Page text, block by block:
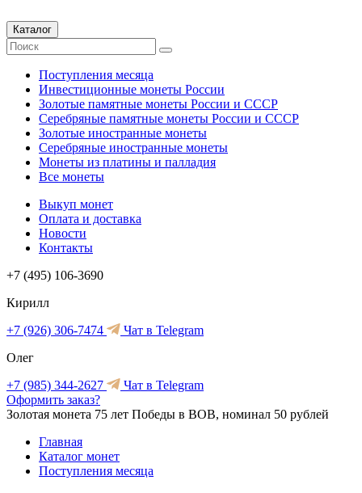
Каталог
Поступления месяца
Инвестиционные монеты России
Золотые памятные монеты России и СССР
Серебряные памятные монеты России и СССР
Золотые иностранные монеты
Серебряные иностранные монеты
Монеты из платины и палладия
Все монеты
Выкуп монет
Оплата и доставка
Новости
Контакты
+7 (495) 106-3690
Кирилл
+7 (926) 306-7474
Чат в Telegram
Олег
+7 (985) 344-2627
Чат в Telegram
Оформить заказ?
Золотая монета 75 лет Победы в ВОВ, номинал 50 рублей
Главная
Каталог монет
Поступления месяца